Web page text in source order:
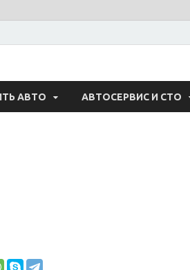
— Авто
АВТО АВТОСЕРВИС И СТО